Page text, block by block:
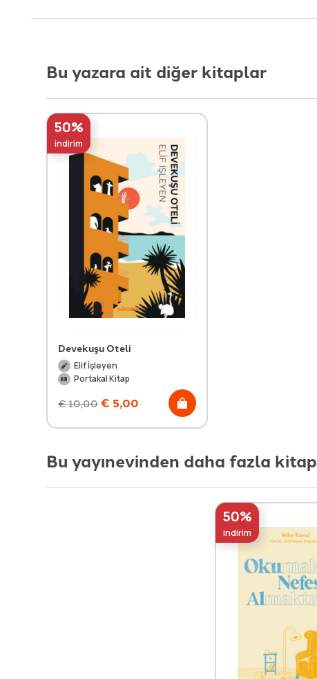
Bu yazara ait diğer kitaplar
50%
indirim
Devekuşu Oteli
Elif İşleyen
Portakal Kitap
€10,00 € 5,00
Bu yayınevinden daha fazla kitap
50%
indirim